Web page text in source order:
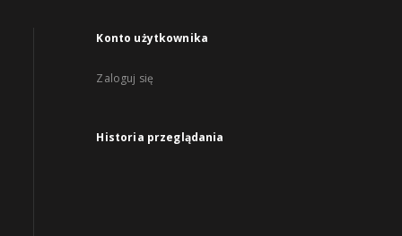
Konto użytkownika
Zaloguj się
Historia przeglądania